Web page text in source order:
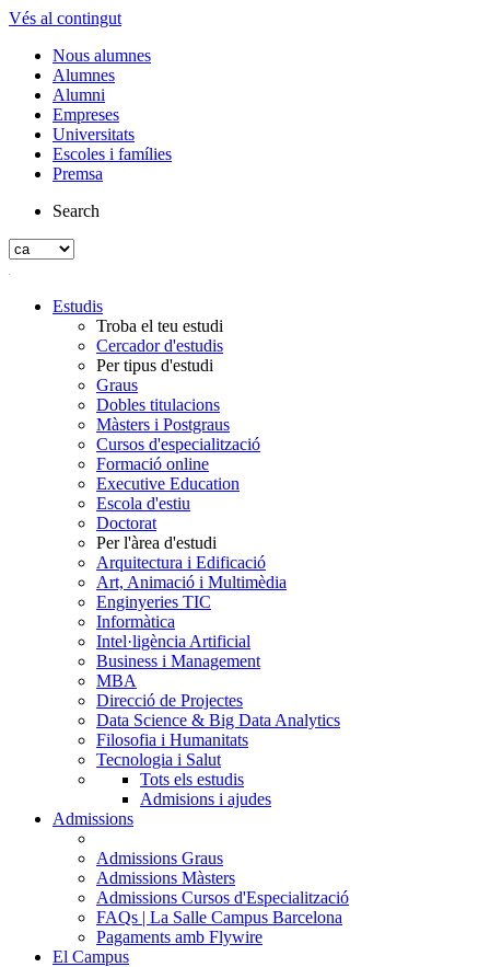
Vés al contingut
Nous alumnes
Alumnes
Alumni
Empreses
Universitats
Escoles i famílies
Premsa
Search
Estudis
Troba el teu estudi
Cercador d'estudis
Per tipus d'estudi
Graus
Dobles titulacions
Màsters i Postgraus
Cursos d'especialització
Formació online
Executive Education
Escola d'estiu
Doctorat
Per l'àrea d'estudi
Arquitectura i Edificació
Art, Animació i Multimèdia
Enginyeries TIC
Informàtica
Intel·ligència Artificial
Business i Management
MBA
Direcció de Projectes
Data Science & Big Data Analytics
Filosofia i Humanitats
Tecnologia i Salut
Tots els estudis
Admisions i ajudes
Admissions
Admissions Graus
Admissions Màsters
Admissions Cursos d'Especialització
FAQs | La Salle Campus Barcelona
Pagaments amb Flywire
El Campus